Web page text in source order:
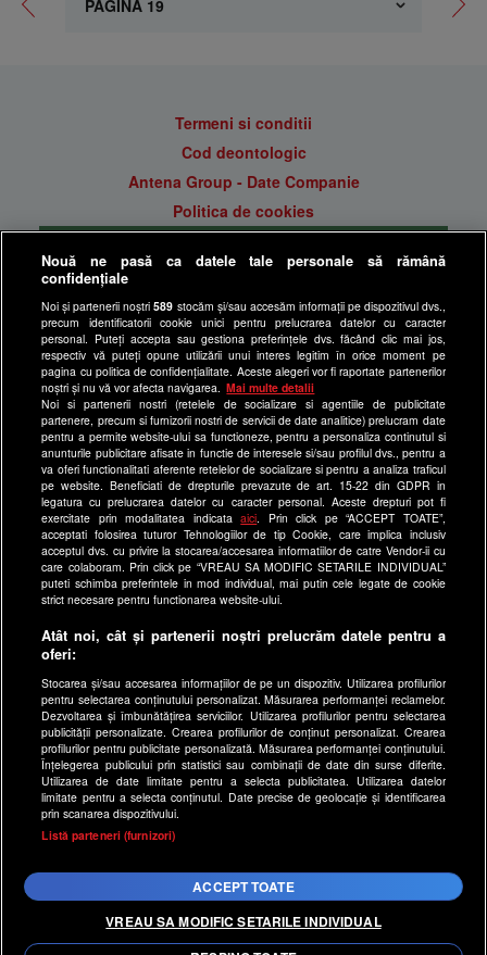
Termeni si conditii
Cod deontologic
Antena Group - Date Companie
Politica de cookies
Politica de confidentialitate
Anunturi gratuite pe Lajumate.ro
Ultimele Stiri
Program Happy Channel
Echipa editorială
Site-uri Antena Group
a1.ro
antenastars.ro
as.ro
catine.ro
chefi.ro
deparinti.ro
medicool.ro
spynews.ro
useit.ro
retetefeldefel.ro
zutv.ro
Trends AntenaPLAY
Acest site este creat si administrat de Digital Antena Group.
Nouă ne pasă ca datele tale personale să rămână
confidențiale
Noi și partenerii noștri589 stocăm și/sau accesăm informații pe dispozitivul dvs.,
precum identificatorii cookie unici pentru prelucrarea datelor cu caracter
personal. Puteți accepta sau gestiona preferințele dvs. făcând clic mai jos,
respectiv vă puteți opune utilizării unui interes legitim în orice moment pe
pagina cu politica de confidențialitate. Aceste alegeri vor fi raportate partenerilor
noștri și nu vă vor afecta navigarea.
Mai multe detalii
Noi si partenerii nostri (retelele de socializare si agentiile de publicitate
partenere, precum si furnizorii nostri de servicii de date analitice) prelucram date
pentru a permite website-ului sa functioneze, pentru a personaliza continutul si
anunturile publicitare afisate in functie de interesele si/sau profilul dvs., pentru a
va oferi functionalitati aferente retelelor de socializare si pentru a analiza traficul
pe website. Beneficiati de drepturile prevazute de art. 15-22 din GDPR in
legatura cu prelucrarea datelor cu caracter personal. Aceste drepturi pot fi
exercitate prin modalitatea indicataaici . Prin click pe “ACCEPT TOATE”,
acceptati folosirea tuturor Tehnologiilor de tip Cookie, care implica inclusiv
acceptul dvs. cu privire la stocarea/accesarea informatiilor de catre Vendor-ii cu
care colaboram. Prin click pe “VREAU SA MODIFIC SETARILE INDIVIDUAL”
puteti schimba preferintele in mod individual, mai putin cele legate de cookie
strict necesare pentru functionarea website-ului.
Atât noi, cât și partenerii noștri prelucrăm datele pentru a
oferi:
Stocarea și/sau accesarea informațiilor de pe un dispozitiv. Utilizarea profilurilor
pentru selectarea conținutului personalizat. Măsurarea performanței reclamelor.
Dezvoltarea și îmbunătățirea serviciilor. Utilizarea profilurilor pentru selectarea
publicității personalizate. Crearea profilurilor de conținut personalizat. Crearea
profilurilor pentru publicitate personalizată. Măsurarea performanței conținutului.
Înțelegerea publicului prin statistici sau combinații de date din surse diferite.
Utilizarea de date limitate pentru a selecta publicitatea. Utilizarea datelor
limitate pentru a selecta conținutul. Date precise de geolocație și identificarea
prin scanarea dispozitivului.
Listă parteneri (furnizori)
ACCEPT TOATE
VREAU SA MODIFIC SETARILE INDIVIDUAL